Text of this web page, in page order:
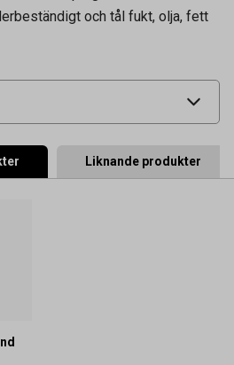
och tål fukt, olja, fett
43100043
24112500
Liknande produkter